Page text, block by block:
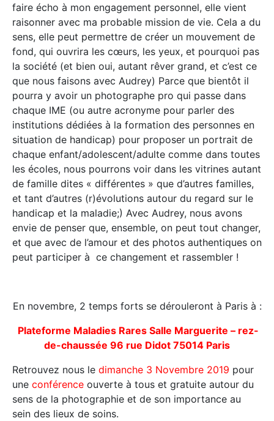
faire écho à mon engagement personnel, elle vient
raisonner avec ma probable mission de vie. Cela a du
sens, elle peut permettre de créer un mouvement de
fond, qui ouvrira les cœurs, les yeux, et pourquoi pas
la société (et bien oui, autant rêver grand, et c’est ce
que nous faisons avec Audrey) Parce que bientôt il
pourra y avoir un photographe pro qui passe dans
chaque IME (ou autre acronyme pour parler des
institutions dédiées à la formation des personnes en
situation de handicap) pour proposer un portrait de
chaque enfant/adolescent/adulte comme dans toutes
les écoles, nous pourrons voir dans les vitrines autant
de famille dites « différentes » que d’autres familles,
et tant d’autres (r)évolutions autour du regard sur le
handicap et la maladie;) Avec Audrey, nous avons
envie de penser que, ensemble, on peut tout changer,
et que avec de l’amour et des photos authentiques on
peut participer à ce changement et rassembler !
En novembre, 2 temps forts se dérouleront à Paris à :
Plateforme Maladies Rares Salle Marguerite – rez-
de-chaussée 96 rue Didot 75014 Paris
Retrouvez nous le dimanche 3 Novembre 2019 pour
une conférence ouverte à tous et gratuite autour du
sens de la photographie et de son importance au
sein des lieux de soins.